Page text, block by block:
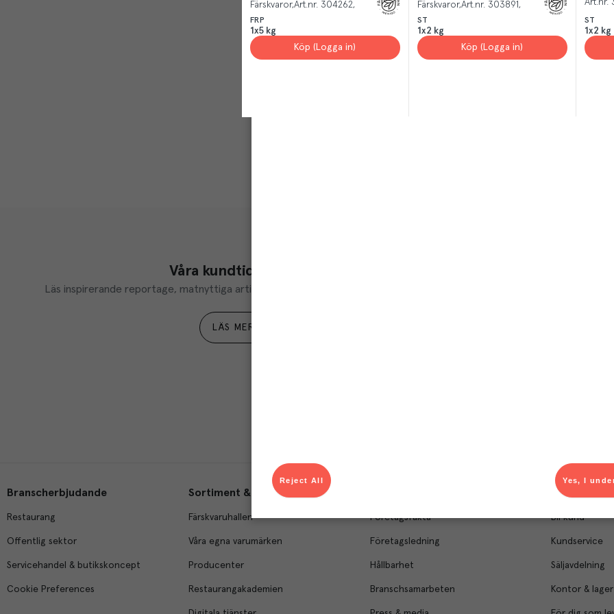
Färskvaror Art.nr. 304262
FRP
1x5 kg
Köp (Logga in)
Färskvaror Art.nr. 303891
ST
1x2 kg
Köp (Logga in)
ST
1x2 kg
Våra kundtidningar
Läs inspirerande reportage, matnyttiga artiklar och ta del av aktuella kampanjer.
LÄS MER
Du som är Menigo-
Branscherbjudande
Restaurang
Offentlig sektor
Servicehandel & butikskoncept
Cookie Preferences
Sortiment & tjänster
Färskvaruhallen
Våra egna varumärken
Producenter
Restaurangakademien
Företagsfakta
Företagsledning
Hållbarhet
Branschsamarbeten
Kontakt &
Bli kund
Kundservice
Säljavdelning
Kontor & lager
Yes, I
Reject All